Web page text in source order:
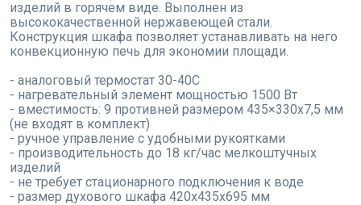
изделий в горячем виде. Выполнен из
высококачественной нержавеющей стали.
Конструкция шкафа позволяет устанавливать на него
конвекционную печь для экономии площади.
- аналоговый термостат 30-40С
- нагревательный элемент мощностью 1500 Вт
- вместимость: 9 противней размером 435×330х7,5 мм
(не входят в комплект)
- ручное управление с удобными рукоятками
- производительность до 18 кг/час мелкоштучных
изделий
- не требует стационарного подключения к воде
- размер духового шкафа 420х435х695 мм